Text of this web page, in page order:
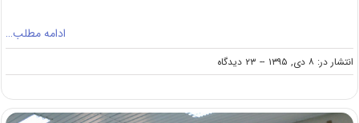
ادامه مطلب…
انتشار در: ۸ دی, ۱۳۹۵ -- ۲۳ دیدگاه
on
ثبت‌نام
از